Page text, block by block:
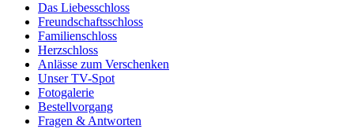
Das Liebesschloss
Freundschaftsschloss
Familienschloss
Herzschloss
Anlässe zum Verschenken
Unser TV-Spot
Fotogalerie
Bestellvorgang
Fragen & Antworten